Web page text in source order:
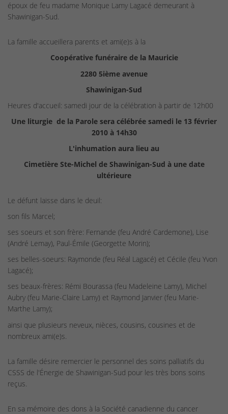
époux de feu madame Monique Lamy Lagacé demeurant à
Shawinigan-Sud.
La famille accueillera parents et ami(e)s à la
Coopérative funéraire de la Mauricie
2280 5ième avenue
Shawinigan-Sud
Heures d'accueil: samedi jour de la célébration à partir de 12h00
Une liturgie de la Parole sera célébrée samedi le 13 février
2010 à 14h30
L'inhumation aura lieu au
Cimetière Ste-Michel de Shawinigan-Sud à une date
ultérieure
Le défunt laisse dans le deuil:
son fils Marcel;
ses soeurs et son frère: Fernande (feu André Cardemone), Lise
(André Lemay), Paul-Émile (Georgette Morin);
ses belles-soeurs: Raymonde (feu Réal Lagacé) et Cécile (feu Yvon
Lagacé);
ses beaux-frères: Rémi Bourassa (feu Madeleine Lamy), Michel
Aubry (feu Marie-Claire Lamy) et Raymond Janvier (feu Marie-
Marthe Lamy);
ainsi que plusieurs neveux, nièces, cousins, cousines et de
nombreux ami(e)s.
La famille désire remercier le personnel des soins palliatifs du
CSSS de l'Énergie de Shawinigan-Sud pour les très bons soins
reçus.
En sa mémoire des dons à la Société canadienne du cancer